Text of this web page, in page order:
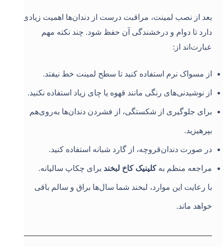
بعد از نصب لمینت، مراقبت درست از دندان‌ها اهمیت زیادی
دارد تا دوام و درخشندگی آن حفظ شود. چند نکته مهم
عبارت‌اند از :
از مسواک نرم استفاده کنید تا سطح لمینت خط نیفتد.
از نوشیدنی‌های رنگی مانند قهوه یا چای زیاد استفاده نکنید.
برای جلوگیری از شکستگی، از فشردن دندان‌ها به‌روی‌هم
بپرهیزید.
در صورت دندان‌قروچه، از گارد شبانه استفاده کنید.
مراجعه منظم بهکلینیک کاخ لبخند برای چکاپ سالیانه.
با رعایت این موارد، لبخند شما سال‌ها براق و سالم باقی
خواهد ماند.